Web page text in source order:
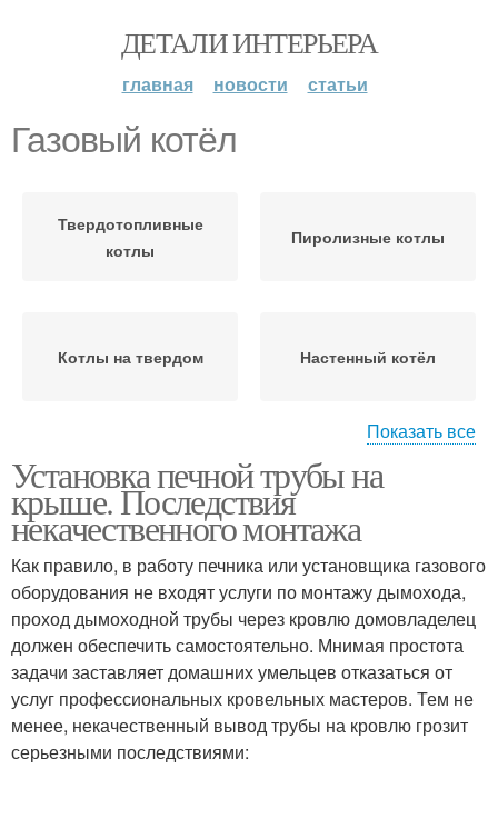
ДЕТАЛИ ИНТЕРЬЕРА
главная новости статьи
Газовый котёл
Твердотопливные
котлы
Пиролизные котлы
Котлы на твердом Настенный котёл
газового котла
Газовая котельная
Показать все
Установка печной трубы на
крыше. Последствия
некачественного монтажа
Как правило, в работу печника или установщика газового
оборудования не входят услуги по монтажу дымохода,
проход дымоходной трубы через кровлю домовладелец
должен обеспечить самостоятельно. Мнимая простота
задачи заставляет домашних умельцев отказаться от
услуг профессиональных кровельных мастеров. Тем не
менее, некачественный вывод трубы на кровлю грозит
серьезными последствиями: